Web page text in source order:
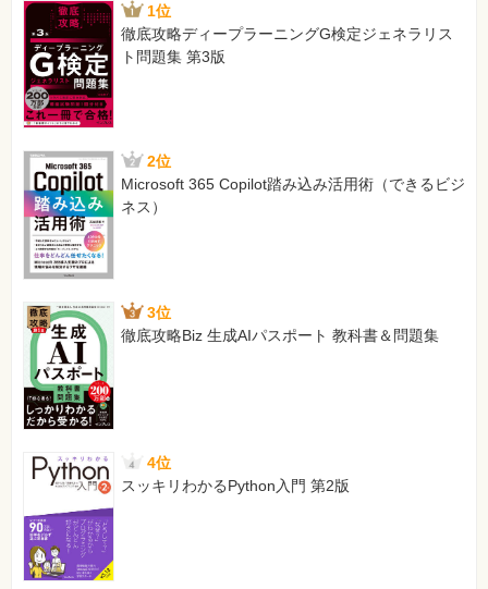
1位
徹底攻略ディープラーニングG検定ジェネラリス
ト問題集 第3版
2位
Microsoft 365 Copilot踏み込み活用術（できるビジ
ネス）
3位
徹底攻略Biz 生成AIパスポート 教科書＆問題集
4位
スッキリわかるPython入門 第2版